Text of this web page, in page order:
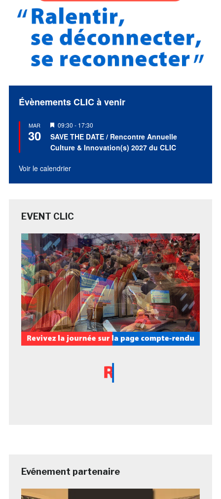
Évènements CLIC à venir
MAR
30
Mis
en
avant
09:30 - 17:30
SAVE THE DATE / Rencontre Annuelle
Culture & Innovation(s) 2027 du CLIC
Voir le calendrier
EVENT CLIC
Evénement partenaire